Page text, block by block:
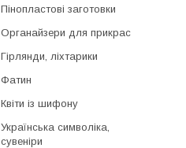
Пінопластові заготовки
Органайзери для прикрас
Гірлянди, ліхтарики
Фатин
Квіти із шифону
Українська символіка,
сувеніри